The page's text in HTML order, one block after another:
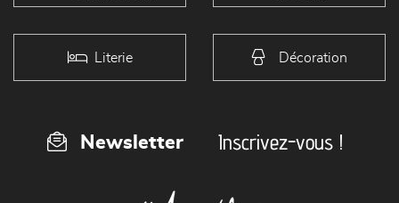
Literie Décoration
Newsletter Inscrivez-vous !